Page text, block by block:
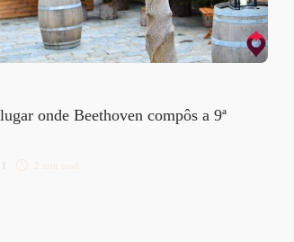
onde Beethoven compôs a 9ª
2 min read